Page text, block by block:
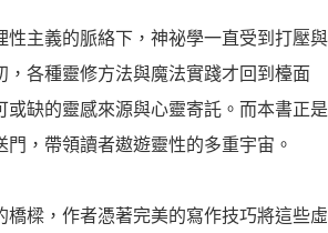
性主義的脈絡下，神祕學一直受到打壓與
，各種靈修方法與魔法實踐才回到檯面
或缺的靈感來源與心靈寄託。而本書正是
，帶領讀者遨遊靈性的多重宇宙。
橋樑，作者憑著完美的寫作技巧將這些虛